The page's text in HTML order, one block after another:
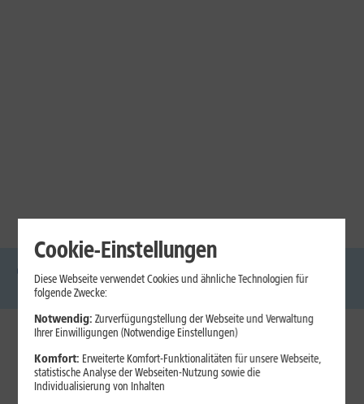
Glasfaser Internet Handys
Mobilfunk-
Laptops
1&1 Internet
Jetzt unterbrechungsfrei ins sehr gute Netz wechseln.
Ohne doppelte Kosten.*
Cookie-Einstellungen
Diese Webseite verwendet Cookies und ähnliche Technologien für
folgende Zwecke:
Notwendig: Zurverfügungstellung der Webseite und Verwaltung
Ihrer Einwilligungen (Notwendige Einstellungen)
Komfort: Erweiterte Komfort-Funktionalitäten für unsere Webseite,
statistische Analyse der Webseiten-Nutzung sowie die
Individualisierung von Inhalten